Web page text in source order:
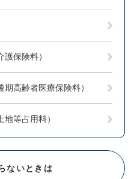
保険料）
高齢者医療保険料）
等占用料）
ないときは